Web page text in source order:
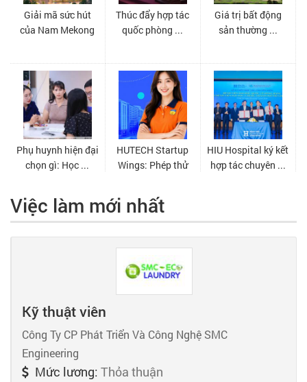
Việc làm mới nhất
Kỹ thuật viên
Công Ty CP Phát Triển Và Công Nghệ SMC
Engineering
Mức lương: Thỏa thuận